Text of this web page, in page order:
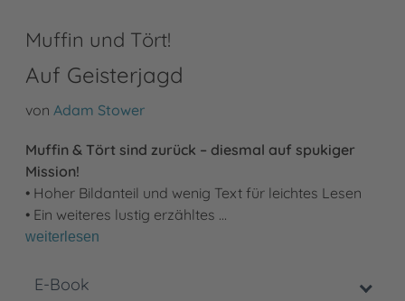
Muffin und Tört!
Auf Geisterjagd
von Adam Stower
Muffin & Tört sind zurück – diesmal auf spukiger
Mission!
• Hoher Bildanteil und wenig Text für leichtes Lesen
• Ein weiteres lustig erzähltes …
weiterlesen
E-Book